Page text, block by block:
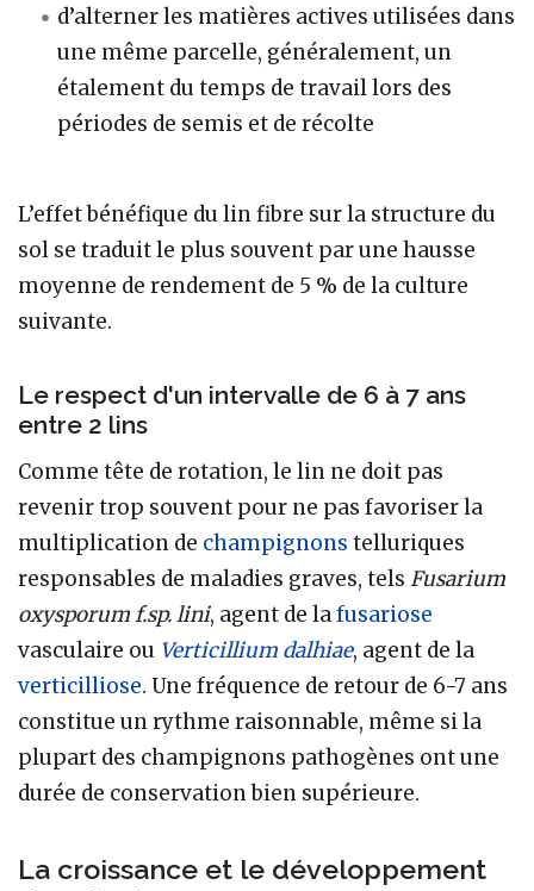
d’alterner les matières actives utilisées dans
une même parcelle, généralement, un
étalement du temps de travail lors des
périodes de semis et de récolte
L’effet bénéfique du lin fibre sur la structure du
sol se traduit le plus souvent par une hausse
moyenne de rendement de 5 % de la culture
suivante.
Le respect d'un intervalle de 6 à 7 ans
entre 2 lins
Comme tête de rotation, le lin ne doit pas
revenir trop souvent pour ne pas favoriser la
multiplication de champignons telluriques
responsables de maladies graves, tels Fusarium
oxysporum f.sp. lini, agent de lafusariose
vasculaire ou Verticillium dalhiae, agent de la
verticilliose. Une fréquence de retour de 6-7 ans
constitue un rythme raisonnable, même si la
plupart des champignons pathogènes ont une
durée de conservation bien supérieure.
La croissance et le développement